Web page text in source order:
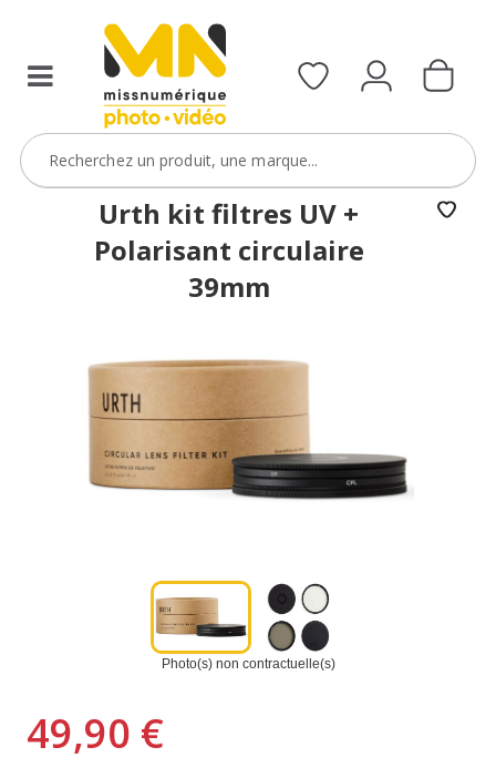
le
ObjectifFiltre5
VOIR L'OFFRE
Urth kit filtres UV +
Polarisant circulaire
39mm
Photo(s) non contractuelle(s)
49,90 €